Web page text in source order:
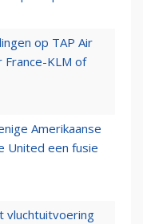
op TAP Air
KLM of
Amerikaanse
United een fusie
vluchtuitvoering